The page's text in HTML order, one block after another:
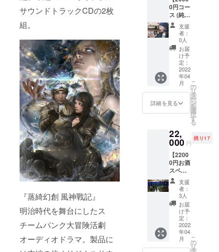
サウンドトラックCDの2枚
組。
『蒸綺幻創 風神戰記』
明治時代を舞台にしたス
チームパンク大冒険活劇
オーディオドラマ。製品に
は仮の
もので
す。都
合によ
り変更
になる
場合が
ござい
ますの
でご了
承くだ
さ
い。）
ルコー
ル度数
である
21度。
キレが
ありな
がら甘
口で飲
みやす
い普通
酒原酒
です。
（ラベ
ルのデ
ザイン
もので
す。都
合によ
り変更
になる
場合が
ござい
ますの
でご了
承くだ
い。）
（デザ
インは
仮のも
ので
す。都
合によ
り変更
になる
場合が
ござい
ますの
でご了
承くだ
さ
い。）
造の代
表銘柄
「千
瓢」の
ロゴ入
りオリ
ジナ前
掛け1着
を提供
致しま
す。色
は紺、
サイズ
です。
インは
仮のも
ので
す。都
合によ
り変更
になる
場合が
ござい
ますの
でご了
承くだ
い。）
いま
す。）
・作品
完成
後、本
編の限
定公開
・上記
の内容
に加え
て、本
作品の
である
後藤実
た愛知
県飛島
村産の
コシヒ
カリと
酒米・
夢吟香
（ゆめ
ぎん
が）各2
ｋｇず
つを提
供する
お得な
コース
名古屋
市又は
近郊に
て行い
ます。
参加料
金は別
途頂戴
致しま
す。な
お、
パー
新型コ
ロナウ
によ
り、実
施しな
い場合
がござ
いま
す。）
・作品
完成
後、本
編の限
定公開
(本編
データ
のダウ
をご記
入くだ
さい。
） ・
メール
による
活動報
告及び
メッ
セージ
動画等
の配信
（作品
希望者
による
零号試
写会及
び試写
会後の
パー
ティ参
加権
（日時
未定・
場所は
名古屋
市又は
近郊に
してお
名前を
記載
（公序
良俗に
反しな
いも
の・機
種依存
文字等
でない
もので
お願い
欄にご
希望の
お名前
をご記
入くだ
さい。
） ・
メール
による
活動報
告及び
メッ
セージ
動画等
の配信
0円コー
ス (純米
大吟醸
千瓢 雫
取り)】
※リター
ンに酒
類を含
むた
め、未
成年者
の方は
ご購入
いただ
けませ
エンド
ロール
に「特
別協
力」と
してお
名前を
記載
（公序
良俗に
反しな
いも
の・機
種依存
文字等
でない
支援
者：
0人
お届
け予
定：
2022
年04
月
詳細を見る
こ
の
リ
タ
ー
ン
を
選
択
す
る
22,
000 円
残り17
【2200
0円お酒
スペ
シャル
コー
ス】 ※
リター
ンに酒
類を含
むた
め、未
成年者
の方は
支援
者：
3人
お届
け予
定：
2022
年04
月
こ
の
リ